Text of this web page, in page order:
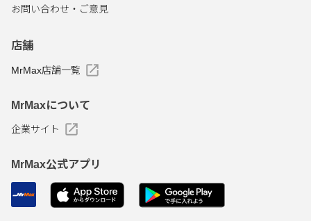
お問い合わせ・ご意見
店舗
MrMax店舗一覧
MrMaxについて
企業サイト
MrMax公式アプリ